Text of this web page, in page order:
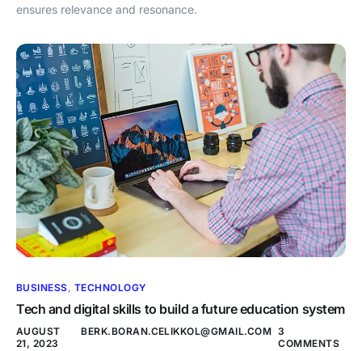
ensures relevance and resonance.
BUSINESS, TECHNOLOGY
Tech and digital skills to build a future education system
AUGUST
21, 2023
BERK.BORAN.CELIKKOL@GMAIL.COM 3
COMMENTS